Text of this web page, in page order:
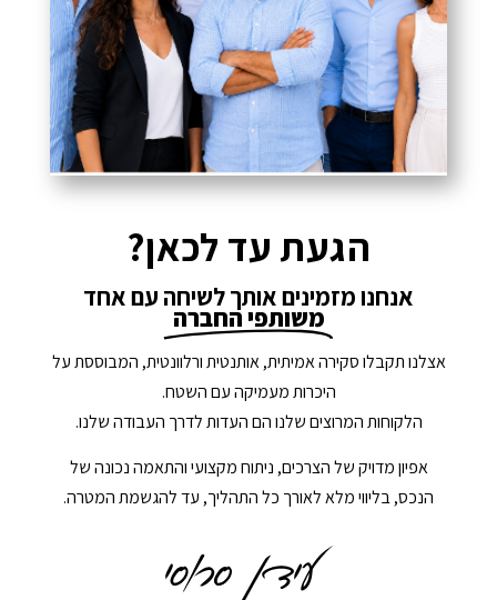
הגעת עד לכאן?
אנחנו מזמינים אותך לשיחה עם אחד
משותפי החברה
אצלנו תקבלו סקירה אמיתית, אותנטית ורלוונטית, המבוססת על
היכרות מעמיקה עם השטח.
הלקוחות המרוצים שלנו הם העדות לדרך העבודה שלנו.
אפיון מדויק של הצרכים, ניתוח מקצועי והתאמה נכונה של
הנכס, בליווי מלא לאורך כל התהליך, עד להגשמת המטרה.